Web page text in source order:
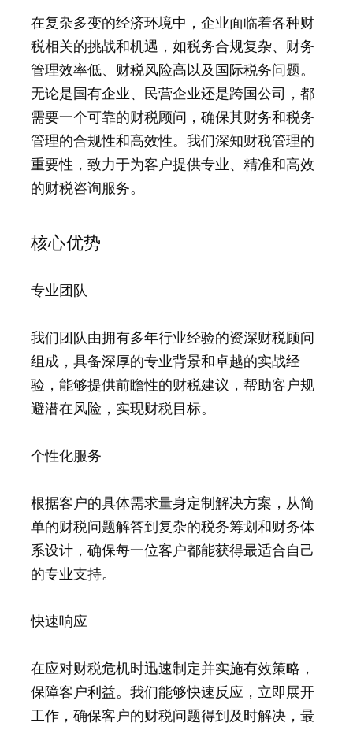
在复杂多变的经济环境中，企业面临着各种财
税相关的挑战和机遇，如税务合规复杂、财务
管理效率低、财税风险高以及国际税务问题。
无论是国有企业、民营企业还是跨国公司，都
需要一个可靠的财税顾问，确保其财务和税务
管理的合规性和高效性。我们深知财税管理的
重要性，致力于为客户提供专业、精准和高效
的财税咨询服务。
核心优势
专业团队
我们团队由拥有多年行业经验的资深财税顾问
组成，具备深厚的专业背景和卓越的实战经
验，能够提供前瞻性的财税建议，帮助客户规
避潜在风险，实现财税目标。
个性化服务
根据客户的具体需求量身定制解决方案，从简
单的财税问题解答到复杂的税务筹划和财务体
系设计，确保每一位客户都能获得最适合自己
的专业支持。
快速响应
在应对财税危机时迅速制定并实施有效策略，
保障客户利益。我们能够快速反应，立即展开
工作，确保客户的财税问题得到及时解决，最